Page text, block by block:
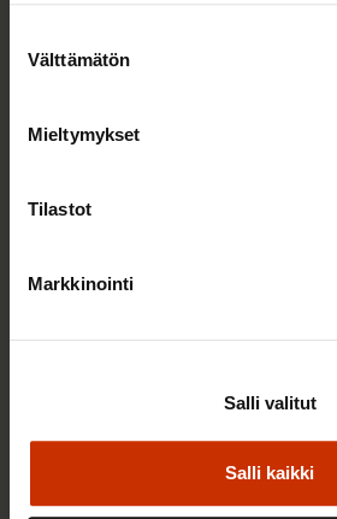
valinta
Välttämätön
Mieltymykset
Tilastot
Markkinointi
Salli kaikki
Salli valitut